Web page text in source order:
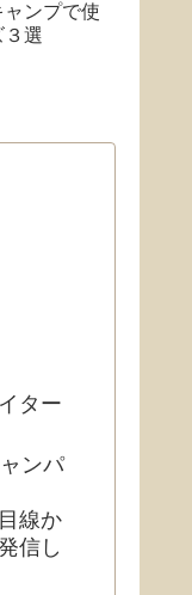
ャンプで使
３選
ター
ンパ
線か
信し